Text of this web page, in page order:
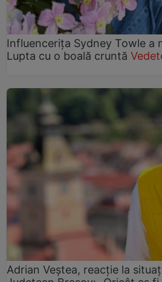
Influencerița Sydney Towle a
Lupta cu o boală cruntă
Adrian Veștea, reacție la